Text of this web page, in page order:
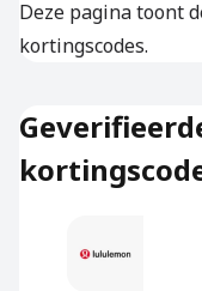
Deze pagina toont
kortingscodes.